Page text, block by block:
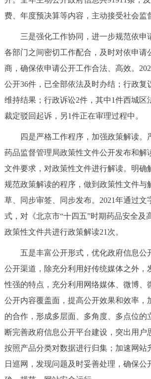
ENGLISH 한국어
DEUTSCH FRANÇAIS
ITALIANO
费、年度预决算等内容，主动接受社会监
三是强化工作协同，进一步规范依申
各部门之间密切工作配合，及时对依申请
商，确保依申请公开工作合法、高效。
公开36件，已全部依法及时办结；行政复
维持结果；行政诉讼2件，其中1件西城区
裁定驳回起诉，另1件正在审理过程中。
四是严格工作程序，加强政策解读。
药品监督管理局政策性文件公开发布和解
文件要求，对政策性文件进行解读。明确
规范政策解读的程序，做到政策性文件与
草、同步审签、同步发布。2021年通过文
式，对《北京市“十四五”时期药品安全及
政策性文件共进行政策解读21次。
五是丰富公开形式，优化政府信息公
公开渠道，除充分利用好传统媒体之外，
性强的特点，充分利用网络媒体、微博、
公开内容覆盖面，提高公开效果和效率，
的合作，形成多层面、多角度、多点位的
断完善政府信息公开平台建设，突出用户
按照产品分类对数据进行归集；加速网站
日巡网，发现问题及时妥善处理，确保公